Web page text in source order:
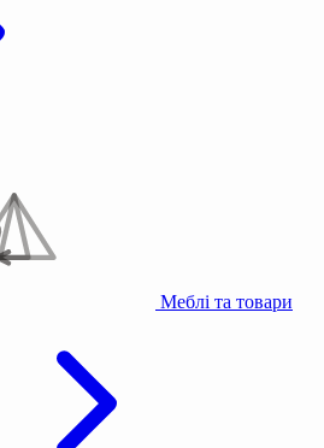
Меблі та товари